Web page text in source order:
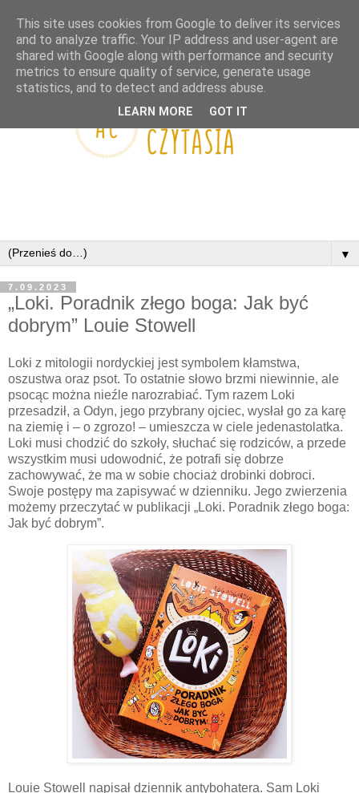
▼
7.09.2023
„Loki. Poradnik złego boga: Jak być
dobrym” Louie Stowell
Loki z mitologii nordyckiej jest symbolem kłamstwa,
oszustwa oraz psot. To ostatnie słowo brzmi niewinnie, ale
psocąc można nieźle narozrabiać. Tym razem Loki
przesadził, a Odyn, jego przybrany ojciec, wysłał go za karę
na ziemię i – o zgrozo! – umieszcza w ciele jedenastolatka.
Loki musi chodzić do szkoły, słuchać się rodziców, a przede
wszystkim musi udowodnić, że potrafi się dobrze
zachowywać, że ma w sobie chociaż drobinki dobroci.
Swoje postępy ma zapisywać w dzienniku. Jego zwierzenia
możemy przeczytać w publikacji „Loki. Poradnik złego boga:
Jak być dobrym”.
Louie Stowell napisał dziennik antybohatera. Sam Loki
This site uses cookies from Google to deliver its services
and to analyze traffic. Your IP address and user-agent are
shared with Google along with performance and security
metrics to ensure quality of service, generate usage
statistics, and to detect and address abuse.
LEARN MORE GOT IT